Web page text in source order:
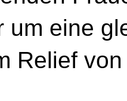
um eine
Relief